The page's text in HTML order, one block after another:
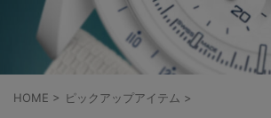
HOME > ピックアップアイテム >